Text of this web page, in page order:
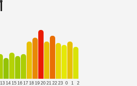
13 14 15 16 17 18 19 20 21 22 23 0 1 2